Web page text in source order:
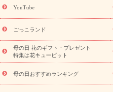
ギフト
「きょ
用途から探す お祝いの花特集
一覧
お祝い
結婚記念日
結婚祝い 出産
祝い・長寿祝い
プチギフト
元・暑中見舞い
敬老の日
お供え
お供え・お悔やみ商品一
十九日法要以降に贈る花
通夜
YouTube
ごっこランド
母の日 花のギフト・プレゼント
特集は花キューピット
母の日おすすめランキング